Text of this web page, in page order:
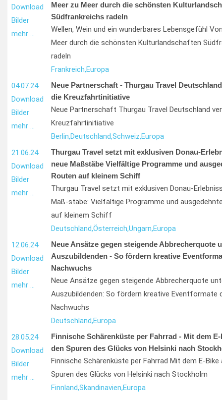
Download
Bilder
mehr …
Meer zu Meer durch die schönsten
Südfrankreichs radeln
Wellen, Wein und ein wunderbares Lebensgefühl
Meer durch die schönsten Kulturlandschaften
radeln
Frankreich,Europa
04.07.24
Download
Bilder
mehr …
Neue Partnerschaft - Thurgau Travel
die Kreuzfahrtinitiative
Neue Partnerschaft Thurgau Travel Deutschland
Kreuzfahrtinitiative
Berlin,Deutschland,Schweiz,Europa
21.06.24
Download
Bilder
mehr …
Thurgau Travel setzt mit exklusiven Donau-
neue Maßstäbe Vielfältige Programme und
Routen auf kleinem Schiff
Thurgau Travel setzt mit exklusiven Donau-
Maß-stäbe: Vielfältige Programme und
auf kleinem Schiff
Deutschland,Österreich,Ungarn,Europa
12.06.24
Download
Bilder
mehr …
Neue Ansätze gegen steigende Abbrecherquote
Auszubildenden - So fördern kreative
Nachwuchs
Neue Ansätze gegen steigende Abbrecherquote
Auszubildenden: So fördern kreative Eventformate
Nachwuchs
Deutschland,Europa
28.05.24
Download
Bilder
mehr …
Finnische Schärenküste per Fahrrad - Mit dem
den Spuren des Glücks von Helsinki nach
Finnische Schärenküste per Fahrrad Mit dem E-Bike
Spuren des Glücks von Helsinki nach Stockholm
Finnland,Skandinavien,Europa